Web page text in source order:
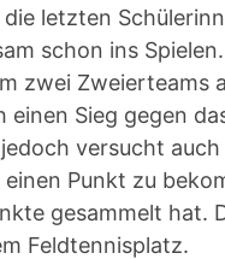
letzten
schon ins
zwei
Sieg gegen
versucht
Punkt zu
gesammelt hat.
Feldtennisplatz.